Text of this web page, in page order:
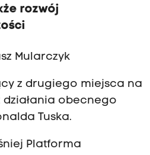
rozwój
Mularczyk
z drugiego miejsca na
działania obecnego
Tuska.
Platforma